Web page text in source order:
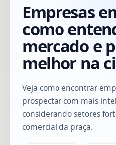
Empresas
como
mercado e
melhor na
Veja como encontrar
prospectar com mais
considerando setores
comercial da praça.